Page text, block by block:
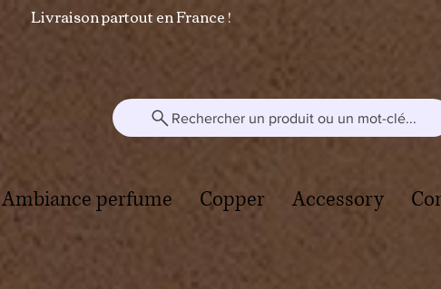
Livraison partout en France !
Rechercher un produit ou un mot-clé...
Ambiance perfume Copper Accessory